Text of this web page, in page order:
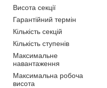
Висота секції
Гарантійний термін
Кількість секцій
Кількість ступенів
Максимальне
навантаження
Максимальна робоча
висота